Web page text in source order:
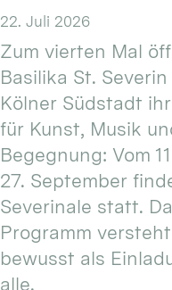
22. Juli 2026
Zum vierten Mal
Basilika St.
Kölner Südstadt
für Kunst, Musik
Begegnung: Vom
27. September
Severinale statt.
Programm
bewusst als
alle.